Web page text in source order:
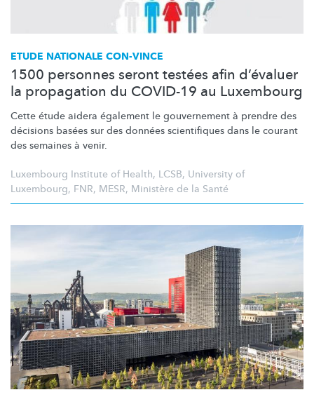
ETUDE NATIONALE CON-VINCE
1500 personnes seront testées afin d’évaluer
la propagation du COVID-19 au Luxembourg
Cette étude aidera également le gouvernement à prendre des
décisions basées sur des données scientifiques dans le courant
des semaines à venir.
Luxembourg Institute of Health, LCSB, University of
Luxembourg, FNR, MESR, Ministère de la Santé